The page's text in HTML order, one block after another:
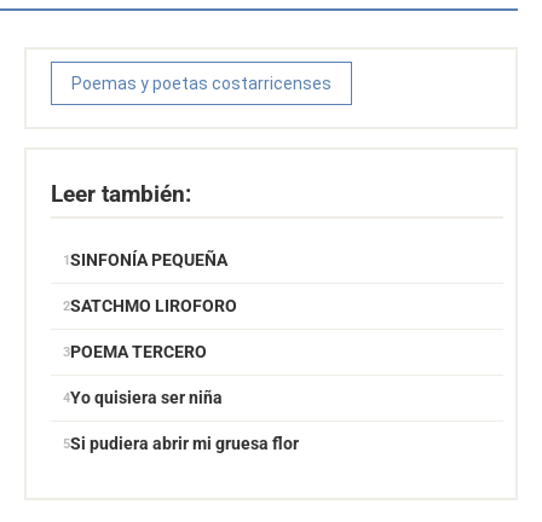
Poemas y poetas costarricenses
Leer también:
SINFONÍA PEQUEÑA
SATCHMO LIROFORO
POEMA TERCERO
Yo quisiera ser niña
Si pudiera abrir mi gruesa flor